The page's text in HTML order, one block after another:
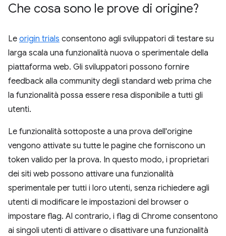
Che cosa sono le prove di origine?
Le origin trials consentono agli sviluppatori di testare su
larga scala una funzionalità nuova o sperimentale della
piattaforma web. Gli sviluppatori possono fornire
feedback alla community degli standard web prima che
la funzionalità possa essere resa disponibile a tutti gli
utenti.
Le funzionalità sottoposte a una prova dell'origine
vengono attivate su tutte le pagine che forniscono un
token valido per la prova. In questo modo, i proprietari
dei siti web possono attivare una funzionalità
sperimentale per tutti i loro utenti, senza richiedere agli
utenti di modificare le impostazioni del browser o
impostare flag. Al contrario, i flag di Chrome consentono
ai singoli utenti di attivare o disattivare una funzionalità